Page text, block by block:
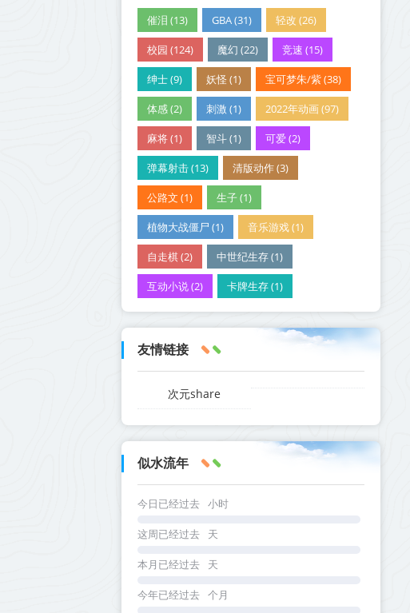
催泪 (13) GBA (31) 轻改 (26)
校园 (124) 魔幻 (22) 竞速 (15)
绅士 (9) 妖怪 (1) 宝可梦朱/紫 (38)
体感 (2) 刺激 (1) 2022年动画 (97)
麻将 (1) 智斗 (1) 可爱 (2)
弹幕射击 (13) 清版动作 (3)
公路文 (1) 生子 (1)
植物大战僵尸 (1) 音乐游戏 (1)
自走棋 (2) 中世纪生存 (1)
互动小说 (2) 卡牌生存 (1)
友情链接
次元share
似水流年
今日已经过去 小时
这周已经过去 天
本月已经过去 天
今年已经过去 个月